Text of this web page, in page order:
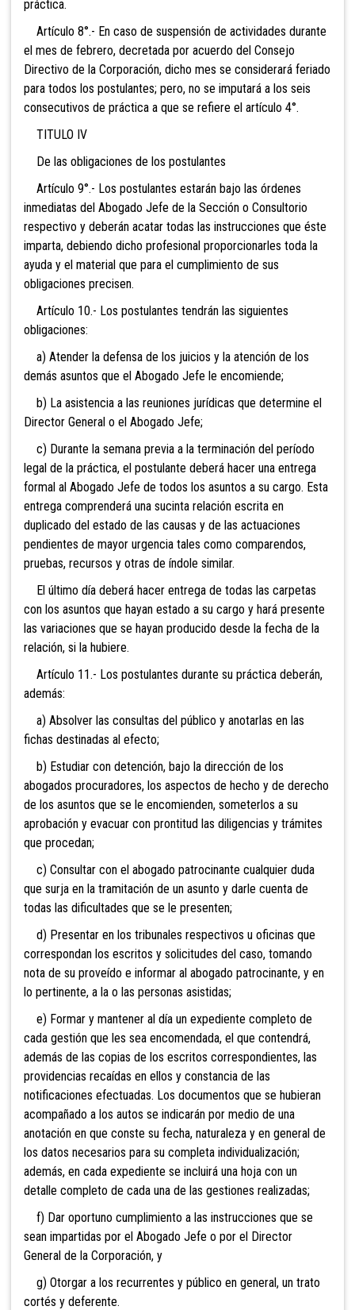
práctica.
Artículo 8°.- En caso de suspensión de actividades durante
el mes de febrero, decretada por acuerdo del Consejo
Directivo de la Corporación, dicho mes se considerará feriado
para todos los postulantes; pero, no se imputará a los seis
consecutivos de práctica a que se refiere el artículo 4°.
TITULO IV
De las obligaciones de los postulantes
Artículo 9°.- Los postulantes estarán bajo las órdenes
inmediatas del Abogado Jefe de la Sección o Consultorio
respectivo y deberán acatar todas las instrucciones que éste
imparta, debiendo dicho profesional proporcionarles toda la
ayuda y el material que para el cumplimiento de sus
obligaciones precisen.
Artículo 10.- Los postulantes tendrán las siguientes
obligaciones:
a) Atender la defensa de los juicios y la atención de los
demás asuntos que el Abogado Jefe le encomiende;
b) La asistencia a las reuniones jurídicas que determine el
Director General o el Abogado Jefe;
c) Durante la semana previa a la terminación del período
legal de la práctica, el postulante deberá hacer una entrega
formal al Abogado Jefe de todos los asuntos a su cargo. Esta
entrega comprenderá una sucinta relación escrita en
duplicado del estado de las causas y de las actuaciones
pendientes de mayor urgencia tales como comparendos,
pruebas, recursos y otras de índole similar.
El último día deberá hacer entrega de todas las carpetas
con los asuntos que hayan estado a su cargo y hará presente
las variaciones que se hayan producido desde la fecha de la
relación, si la hubiere.
Artículo 11.- Los postulantes durante su práctica deberán,
además:
a) Absolver las consultas del público y anotarlas en las
fichas destinadas al efecto;
b) Estudiar con detención, bajo la dirección de los
abogados procuradores, los aspectos de hecho y de derecho
de los asuntos que se le encomienden, someterlos a su
aprobación y evacuar con prontitud las diligencias y trámites
que procedan;
c) Consultar con el abogado patrocinante cualquier duda
que surja en la tramitación de un asunto y darle cuenta de
todas las dificultades que se le presenten;
d) Presentar en los tribunales respectivos u oficinas que
correspondan los escritos y solicitudes del caso, tomando
nota de su proveído e informar al abogado patrocinante, y en
lo pertinente, a la o las personas asistidas;
e) Formar y mantener al día un expediente completo de
cada gestión que les sea encomendada, el que contendrá,
además de las copias de los escritos correspondientes, las
providencias recaídas en ellos y constancia de las
notificaciones efectuadas. Los documentos que se hubieran
acompañado a los autos se indicarán por medio de una
anotación en que conste su fecha, naturaleza y en general de
los datos necesarios para su completa individualización;
además, en cada expediente se incluirá una hoja con un
detalle completo de cada una de las gestiones realizadas;
f) Dar oportuno cumplimiento a las instrucciones que se
sean impartidas por el Abogado Jefe o por el Director
General de la Corporación, y
g) Otorgar a los recurrentes y público en general, un trato
cortés y deferente.